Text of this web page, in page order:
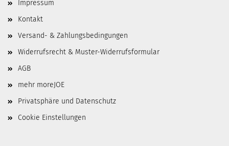
Impressum
Kontakt
Versand- & Zahlungsbedingungen
Widerrufsrecht & Muster-Widerrufsformular
AGB
mehr moreJOE
Privatsphäre und Datenschutz
Cookie Einstellungen